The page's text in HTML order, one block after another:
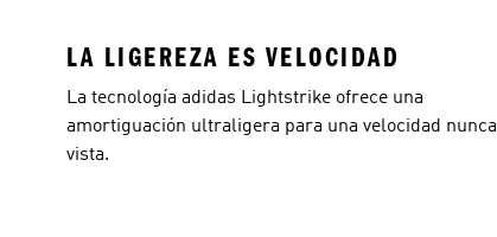
LA LIGEREZA ES VELOCIDAD
La tecnología adidas Lightstrike ofrece una
amortiguación ultraligera para una velocidad nunca
vista.